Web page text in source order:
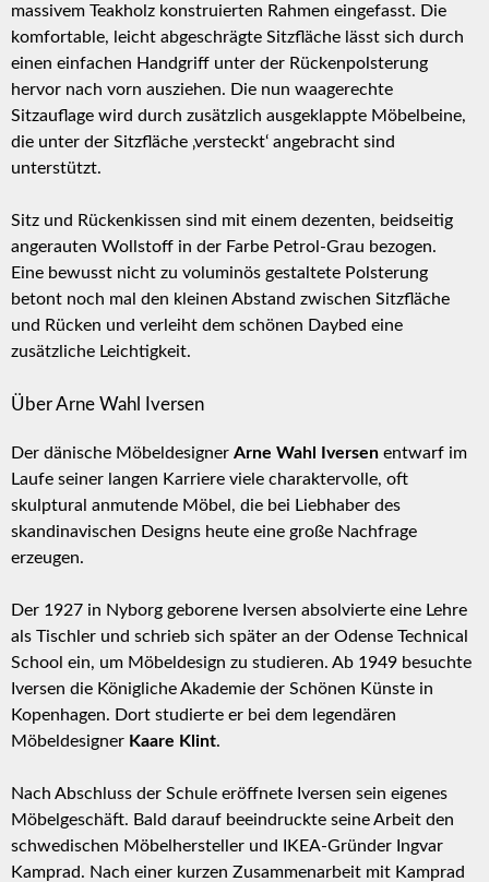
massivem Teakholz konstruierten Rahmen eingefasst. Die
komfortable, leicht abgeschrägte Sitzfläche lässt sich durch
einen einfachen Handgriff unter der Rückenpolsterung
hervor nach vorn ausziehen. Die nun waagerechte
Sitzauflage wird durch zusätzlich ausgeklappte Möbelbeine,
die unter der Sitzfläche ‚versteckt‘ angebracht sind
unterstützt.
Sitz und Rückenkissen sind mit einem dezenten, beidseitig
angerauten Wollstoff in der Farbe Petrol-Grau bezogen.
Eine bewusst nicht zu voluminös gestaltete Polsterung
betont noch mal den kleinen Abstand zwischen Sitzfläche
und Rücken und verleiht dem schönen Daybed eine
zusätzliche Leichtigkeit.
Über Arne Wahl Iversen
Der dänische Möbeldesigner Arne Wahl Iversen entwarf im
Laufe seiner langen Karriere viele charaktervolle, oft
skulptural anmutende Möbel, die bei Liebhaber des
skandinavischen Designs heute eine große Nachfrage
erzeugen.
Der 1927 in Nyborg geborene Iversen absolvierte eine Lehre
als Tischler und schrieb sich später an der Odense Technical
School ein, um Möbeldesign zu studieren. Ab 1949 besuchte
Iversen die Königliche Akademie der Schönen Künste in
Kopenhagen. Dort studierte er bei dem legendären
Möbeldesigner Kaare Klint.
Nach Abschluss der Schule eröffnete Iversen sein eigenes
Möbelgeschäft. Bald darauf beeindruckte seine Arbeit den
schwedischen Möbelhersteller und IKEA-Gründer Ingvar
Kamprad. Nach einer kurzen Zusammenarbeit mit Kamprad